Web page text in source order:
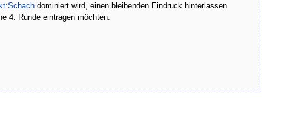
dominiert wird, einen bleibenden Eindruck hinterlassen
4. Runde eintragen möchten.